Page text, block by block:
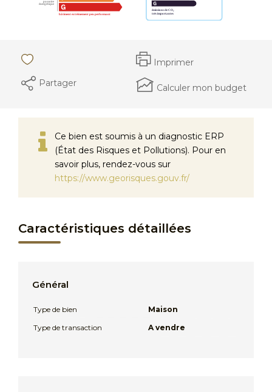
Imprimer
Partager
Calculer mon budget
Ce bien est soumis à un diagnostic ERP
(État des Risques et Pollutions). Pour en
savoir plus, rendez-vous sur
https://www.georisques.gouv.fr/
Caractéristiques détaillées
Général
Type de bien
Maison
Type de transaction
A vendre